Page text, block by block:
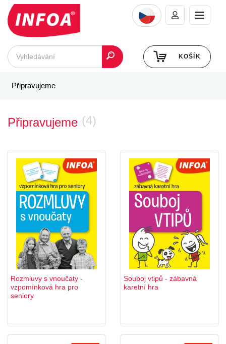
KOŠÍK
Připravujeme
Připravujeme (4)
Rozmluvy s vnoučaty -
vzpomínková hra pro
seniory
Souboj vtipů - zábavná
karetní hra